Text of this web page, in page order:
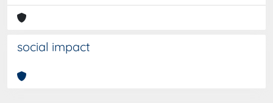
social impact